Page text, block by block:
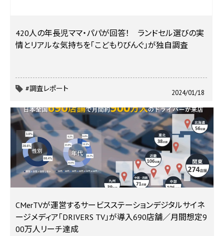
420人の年長児ママ・パパが回答！ ランドセル選びの実
情とリアルな気持ちを「こどもりびんぐ」が独自調査
2024/01/18
#調査レポート
CMerTVが運営するサービスステーションデジタルサイネ
ージメディア「DRIVERS TV」が導入690店舗／月間想定9
00万人リーチ達成